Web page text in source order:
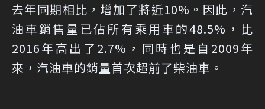
去年同期相比，增加了將近10%。因此，汽
油車銷售量已佔所有乘用車的48.5%，比
2016年高出了2.7%，同時也是自2009年
來，汽油車的銷量首次超前了柴油車。